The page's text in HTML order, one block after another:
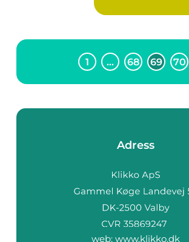
1 … 68 69 70
Adress
web: www.klikko.dk